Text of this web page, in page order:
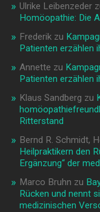
Ulrike Leibenzeder
Homöopathie: Die
Frederikzu
Patienten erzählen
Annette zu
Patienten erzählen
Klaus Sandberg zu
Ritterstand
Bernd R. Schmidt,
Heilpraktikern den
Ergänzung“ der
Marco Bruhn zu
Rücken und nennt
medizinischen